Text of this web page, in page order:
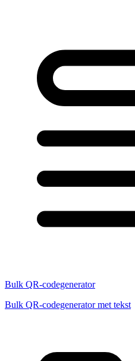
Bulk QR-codegenerator
Bulk QR-codegenerator met tekst